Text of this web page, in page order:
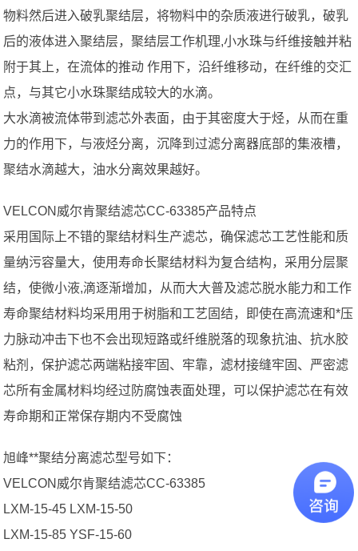
物料然后进入破乳聚结层，将物料中的杂质液进行破乳，破乳
后的液体进入聚结层，聚结层工作机理,小水珠与纤维接触并粘
附于其上，在流体的推动 作用下，沿纤维移动，在纤维的交汇
点，与其它小水珠聚结成较大的水滴。
大水滴被流体带到滤芯外表面，由于其密度大于烃，从而在重
力的作用下，与液烃分离，沉降到过滤分离器底部的集液槽，
聚结水滴越大，油水分离效果越好。
VELCON威尔肯聚结滤芯CC-63385产品特点
采用国际上不错的聚结材料生产滤芯，确保滤芯工艺性能和质
量纳污容量大，使用寿命长聚结材料为复合结构，采用分层聚
结，使微小液,滴逐渐增加，从而大大普及滤芯脱水能力和工作
寿命聚结材料均采用用于树脂和工艺固结，即使在高流速和*压
力脉动冲击下也不会出现短路或纤维脱落的现象抗油、抗水胶
粘剂，保护滤芯两端粘接牢固、牢靠，滤材接缝牢固、严密滤
芯所有金属材料均经过防腐蚀表面处理，可以保护滤芯在有效
寿命期和正常保存期内不受腐蚀
旭峰**聚结分离滤芯型号如下：
VELCON威尔肯聚结滤芯CC-63385
LXM-15-45 LXM-15-50
LXM-15-85 YSF-15-60